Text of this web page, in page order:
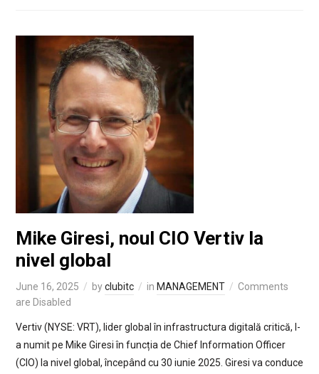
Mike Giresi, noul CIO Vertiv la
nivel global
June 16, 2025 byclubitc in MANAGEMENT
Comments
are Disabled
Vertiv (NYSE: VRT), lider global în infrastructura digitală critică, l-
a numit pe Mike Giresi în funcția de Chief Information Officer
(CIO) la nivel global, începând cu 30 iunie 2025. Giresi va conduce